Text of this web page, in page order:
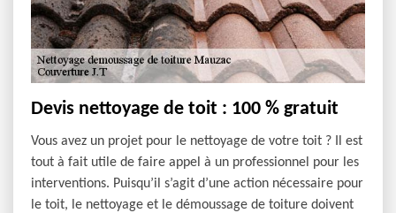
Devis nettoyage de toit : 100 % gratuit
Vous avez un projet pour le nettoyage de votre toit ? Il est
tout à fait utile de faire appel à un professionnel pour les
interventions. Puisqu’il s’agit d’une action nécessaire pour
le toit, le nettoyage et le démoussage de toiture doivent